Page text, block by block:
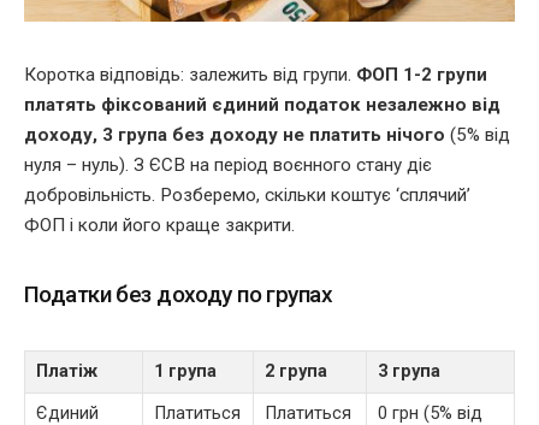
Коротка відповідь: залежить від групи. ФОП 1-2 групи
платять фіксований єдиний податок незалежно від
доходу, 3 група без доходу не платить нічого (5% від
нуля – нуль). З ЄСВ на період воєнного стану діє
добровільність. Розберемо, скільки коштує ‘сплячий’
ФОП і коли його краще закрити.
Податки без доходу по групах
Платіж 1 група 2 група 3 група
Єдиний
Платиться
Платиться
0 грн (5% від